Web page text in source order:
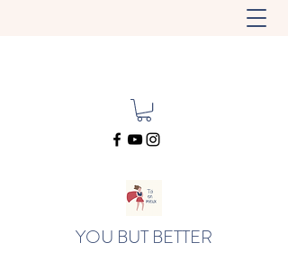
YOU BUT BETTER